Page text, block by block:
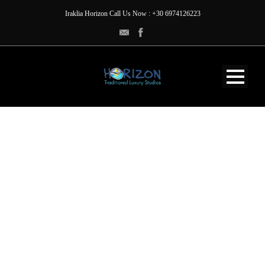
Iraklia Horizon Call Us Now : +30 6974126223